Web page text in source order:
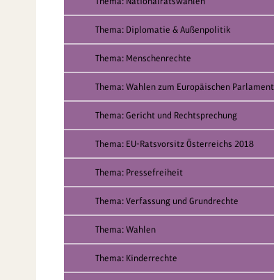
Thema: Diplomatie & Außenpolitik
Thema: Menschenrechte
Thema: Wahlen zum Europäischen Parlament
Thema: Gericht und Rechtsprechung
Thema: EU-Ratsvorsitz Österreichs 2018
Thema: Pressefreiheit
Thema: Verfassung und Grundrechte
Thema: Wahlen
Thema: Kinderrechte